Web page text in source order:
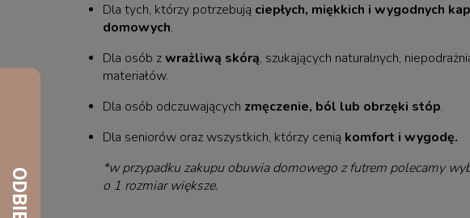
Dla tych, którzy potrzebują ciepłych, miękkich i wygodnych
domowych.
Dla osób zwrażliwą skórą, szukających naturalnych,
materiałów.
Dla osób odczuwających zmęczenie, ból lub obrzęki stóp.
Dla seniorów oraz wszystkich, którzy cenią komfort i wygodę.
*w przypadku zakupu obuwia domowego z futrem polecamy
o 1 rozmiar większe.